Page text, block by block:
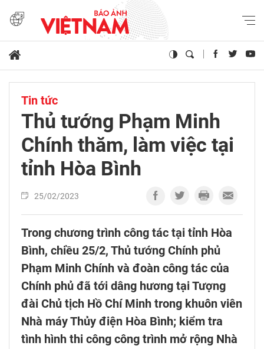
Tin tức
Thủ tướng Phạm Minh
Chính thăm, làm việc tại
tỉnh Hòa Bình
25/02/2023
Trong chương trình công tác tại tỉnh Hòa
Bình, chiều 25/2, Thủ tướng Chính phủ
Phạm Minh Chính và đoàn công tác của
Chính phủ đã tới dâng hương tại Tượng
đài Chủ tịch Hồ Chí Minh trong khuôn viên
Nhà máy Thủy điện Hòa Bình; kiểm tra
tình hình thi công công trình mở rộng Nhà